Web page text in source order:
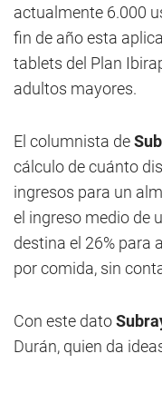
actualmente 6.000
fin de año esta
tablets del Plan
adultos mayores.
El columnista de
cálculo de cuánto
ingresos para un
el ingreso medio de
destina el 26% para
por comida, sin
Con este dato
Durán, quien da